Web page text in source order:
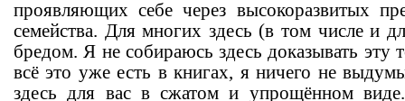
проявляющих себе через высокоразвитых
семейства. Для многих здесь (в том числе и
бредом. Я не собираюсь здесь доказывать эту
всё это уже есть в книгах, я ничего не
здесь для вас в сжатом и упрощённом